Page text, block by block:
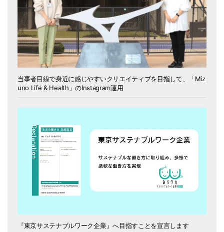
当事者目線で身近に感じやすいクリエイティブを目指して、「Miz
uno Life & Health」のInstagram運用
『東京サステナブルワーク企業』へ目指すことを宣言します